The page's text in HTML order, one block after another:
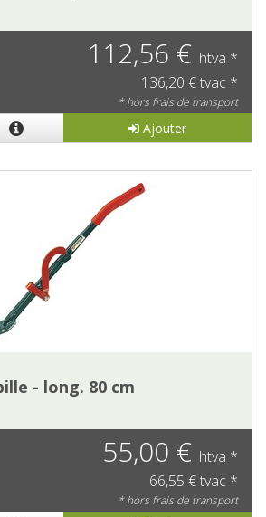
112,56 € htva *
136,20 € tvac *
* hors frais de transport
Ajouter
- long. 80 cm
55,00 € htva *
66,55 € tvac *
* hors frais de transport